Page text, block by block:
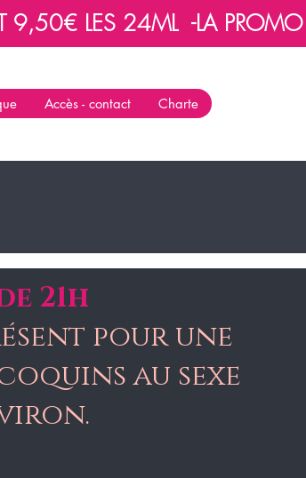
9,50€ LES 24ML  -
Accès - contact Charte
21h
pour une
au sexe